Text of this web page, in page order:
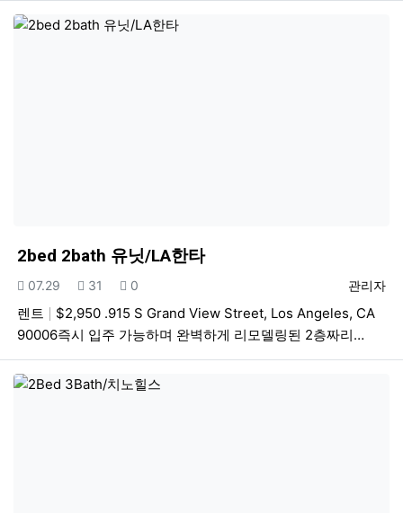
2bed 2bath 유닛/LA한타
등록자
관리자
등록일
07.29 조회
31 추천
0
렌트
$2,950 .915 S Grand View Street, Los Angeles, CA
90006즉시 입주 가능하며 완벽하게 리모델링된 2층짜리…